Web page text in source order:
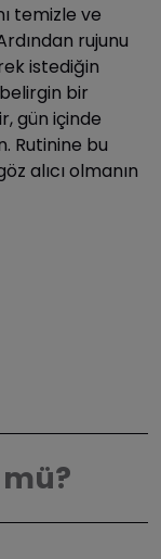
temizle ve
rujunu
istediğin
bir
gün içinde
Rutinine bu
alıcı olmanın